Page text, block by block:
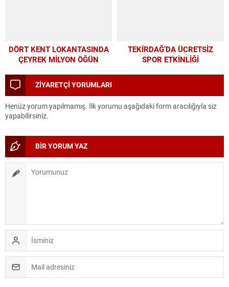
DÖRT KENT LOKANTASINDA
ÇEYREK MİLYON ÖĞÜN
TEKİRDAĞ’DA ÜCRETSİZ
SPOR ETKİNLİĞİ
ZİYARETÇİ YORUMLARI
Henüz yorum yapılmamış. İlk yorumu aşağıdaki form aracılığıyla siz
yapabilirsiniz.
BİR YORUM YAZ